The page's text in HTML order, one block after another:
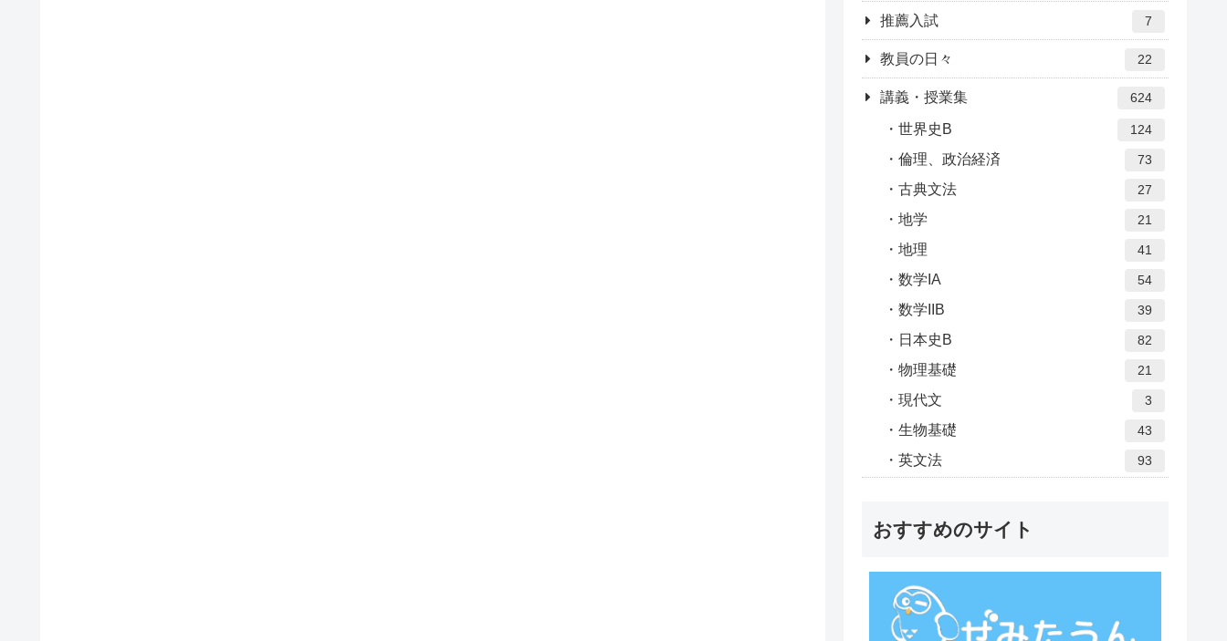
推薦入試 7
教員の日々 22
講義・授業集 624
世界史B 124
倫理、政治経済 73
古典文法 27
地学 21
地理 41
数学IA 54
数学IIB 39
日本史B 82
物理基礎 21
現代文 3
生物基礎 43
英文法 93
おすすめのサイト